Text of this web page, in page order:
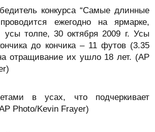
конкурса “Самые длинные
ежегодно на ярмарке,
усы толпе, 30 октября 2009 г. Усы
до кончика – 11 футов (3.35
отращивание их ушло 18 лет. (AP
в усах, что подчеркивает
Photo/Kevin Frayer)